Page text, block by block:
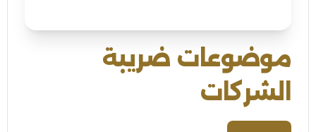
موضوعات ضريبة
الشركات